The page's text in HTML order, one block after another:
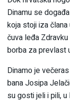
Dinamu se
koja stoji iza
čuva leđa
borba za prevlast
Dinamo je
bana Josipa
su gosti jeli i pili,